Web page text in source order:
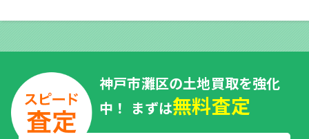
神戸市灘区の土地買取を強化
中！ まずは無料査定